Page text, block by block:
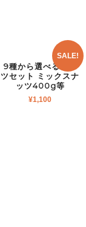
SALE!
9種から選べるナッ
ツセット ミックスナ
ッツ400g等
¥1,100